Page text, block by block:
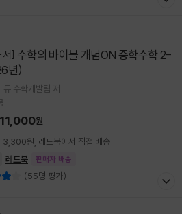
서]
년)
듀 수학개발팀 저
11,000원
3,300원, 레드북에서 직접 배송
레드북 판매자 배송
(55명 평가)